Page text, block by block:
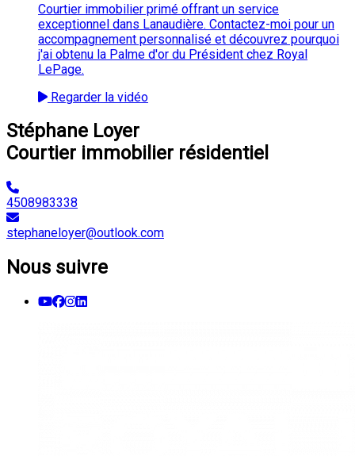
Courtier immobilier primé offrant un service
exceptionnel dans Lanaudière. Contactez-moi pour un
accompagnement personnalisé et découvrez pourquoi
j'ai obtenu la Palme d'or du Président chez Royal
LePage.
Regarder la vidéo
Stéphane Loyer
Courtier immobilier résidentiel
4508983338
stephaneloyer@outlook.com
Nous suivre